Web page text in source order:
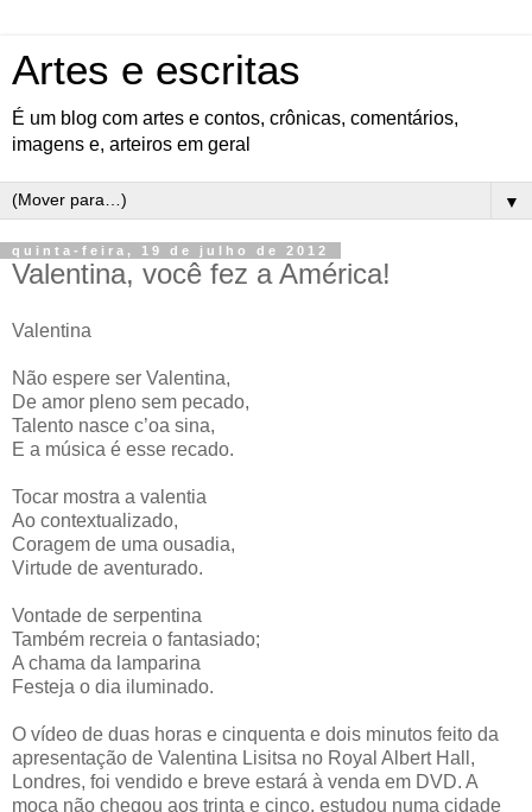
Artes e escritas
É um blog com artes e contos, crônicas, comentários,
imagens e, arteiros em geral
▼
quinta-feira, 19 de julho de 2012
Valentina, você fez a América!
Valentina
Não espere ser Valentina,
De amor pleno sem pecado,
Talento nasce c’oa sina,
E a música é esse recado.
Tocar mostra a valentia
Ao contextualizado,
Coragem de uma ousadia,
Virtude de aventurado.
Vontade de serpentina
Também recreia o fantasiado;
A chama da lamparina
Festeja o dia iluminado.
O vídeo de duas horas e cinquenta e dois minutos feito da
apresentação de Valentina Lisitsa no Royal Albert Hall,
Londres, foi vendido e breve estará à venda em DVD. A
moça não chegou aos trinta e cinco, estudou numa cidade